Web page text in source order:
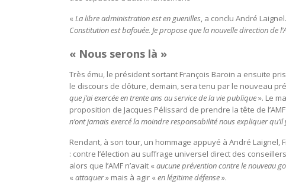
« La libre administration est en guenilles, a conclu André Laignel.
Constitution est bafouée. Je propose que la nouvelle direction de
« Nous serons là »
Très ému, le président sortant François Baroin a ensuite
le discours de clôture, demain, sera tenu par le nouveau
que j’ai exercée en trente ans au service de la vie publique». Le
proposition de Jacques Pélissard de prendre la tête de l’AMF
n’ont jamais exercé la moindre responsabilité nous expliquer
Rendant, à son tour, un hommage appuyé à André
: contre l’élection au suffrage universel direct des
alors que l’AMF n’avait « aucune prévention contre le nouveau
« attaquer» mais à agir « en légitime défense».